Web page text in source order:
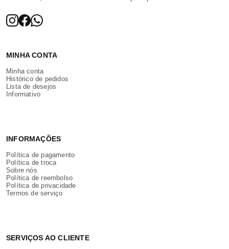
MINHA CONTA
Minha conta
Histórico de pedidos
Lista de desejos
Informativo
INFORMAÇÕES
Política de pagamento
Política de troca
Sobre nós
Política de reembolso
Política de privacidade
Termos de serviço
SERVIÇOS AO CLIENTE